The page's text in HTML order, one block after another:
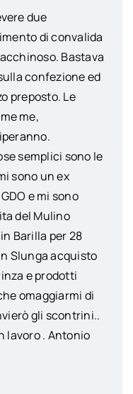
due
di convalida
Bastava
confezione ed
preposto. Le
me,
semplici sono le
sono un ex
e mi sono
del Mulino
Barilla per 28
Slunga acquisto
e prodotti
omaggiarmi di
gli scontrini..
lavoro . Antonio